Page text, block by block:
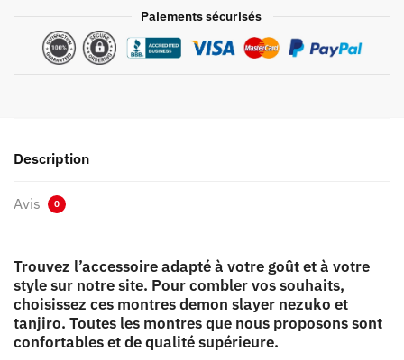
Paiements sécurisés
Description
Avis 0
Trouvez l’accessoire adapté à votre goût et à votre
style sur notre site. Pour combler vos souhaits,
choisissez ces montres demon slayer nezuko et
tanjiro. Toutes les montres que nous proposons sont
confortables et de qualité supérieure.